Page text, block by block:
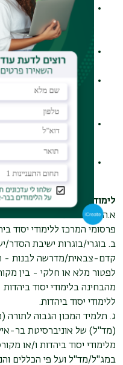
כדי ללמוד תואר ראשון
על ידי המל"ג, יש
משבעים וחמישה אחוזים (75%) מחובת כל מסלול
פטורים על בסיס
משתקללים בממוצע
קורסים שנלמדו
בחירה/יסוד יהדות/
ובתנאי שלא ישוקללו
לא ניתן לפצל נקודות
לצורך פטור מקורס
לא ניתן לאשר פטור
לימודי יסוד ביהדות
א.הדרישות בלימודי יסוד
פרסומי המרכז ללימודי יסוד
ב. בוגרי/בוגרות ישיבת הסדר/
קדם-צבאית/מדרשה לבנות -
לפטור מלא או חלקי - בין
מהבחינה בלימודי יסוד
ללימודי יסוד ביהדות.
ג. תלמיד המכון הגבוה
(מד"ל) של אוניברסיטת בר-
מלימודי יסוד ביהדות ו/או
במג"ל/מד"ל ועל פי הכללים